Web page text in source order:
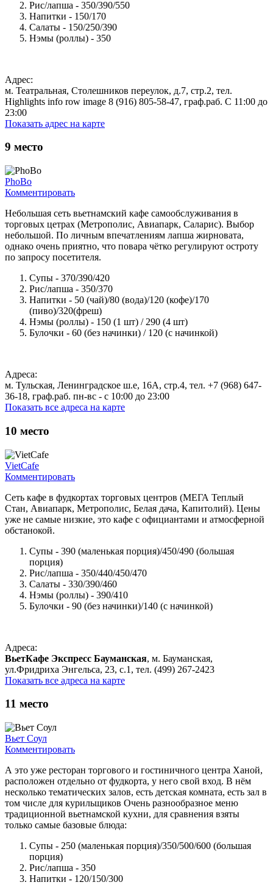
Рис/лапша - 350/390/550
Напитки - 150/170
Салаты - 150/250/390
Нэмы (роллы) - 350
Адрес:
м. Театральная, Столешников переулок, д.7, стр.2, тел.
Highlights info row image 8 (916) 805-58-47, граф.раб. С 11:00 до
23:00
Показать адрес на карте
9 место
PhoBo
Комментировать
Небольшая сеть вьетнамский кафе самообслуживания в
торговых цетрах (Метрополис, Авиапарк, Саларис). Выбор
небольшой. По личным впечатлениям лапша жирновата,
однако очень приятно, что повара чётко регулируют остроту
по запросу посетителя.
Супы - 370/390/420
Рис/лапша - 350/370
Напитки - 50 (чай)/80 (вода)/120 (кофе)/170
(пиво)/320(фреш)
Нэмы (роллы) - 150 (1 шт) / 290 (4 шт)
Булочки - 60 (без начинки) / 120 (с начинкой)
Адреса:
м. Тульская, Ленинградское ш.е, 16А, стр.4, тел. +7 (968) 647-
36-18, граф.раб. пн-вс - c 10:00 до 23:00
Показать все адреса на карте
10 место
VietCafe
Комментировать
Сеть кафе в фудкортах торговых центров (МЕГА Теплый
Стан, Авиапарк, Метрополис, Белая дача, Капитолий). Цены
уже не самые низкие, это кафе с официантами и атмосферной
обстанокой.
Супы - 390 (маленькая порция)/450/490 (большая
порция)
Рис/лапша - 350/440/450/470
Салаты - 330/390/460
Нэмы (роллы) - 390/410
Булочки - 90 (без начинки)/140 (с начинкой)
Адреса:
ВьетКафе Экспресс Бауманская, м. Бауманская,
ул.Фридриха Энгельса, 23, с.1, тел. (499) 267-2423
Показать все адреса на карте
11 место
Вьет Соул
Комментировать
А это уже ресторан торгового и гостиничного центра Ханой,
расположен отдельно от фудкорта, у него свой вход. В нём
несколько тематических залов, есть детская комната, есть зал в
том числе для курильщиков Очень разнообразное меню
традиционной вьетнамской кухни, для сравнения взяты
только самые базовые блюда:
Супы - 250 (маленькая порция)/350/500/600 (большая
порция)
Рис/лапша - 350
Напитки - 120/150/300